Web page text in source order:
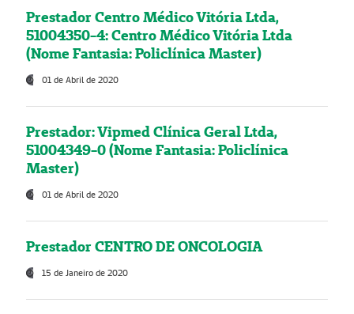
Prestador Centro Médico Vitória Ltda,
51004350-4: Centro Médico Vitória Ltda
(Nome Fantasia: Policlínica Master)
01 de Abril de 2020
Prestador: Vipmed Clínica Geral Ltda,
51004349-0 (Nome Fantasia: Policlínica
Master)
01 de Abril de 2020
Prestador CENTRO DE ONCOLOGIA
15 de Janeiro de 2020